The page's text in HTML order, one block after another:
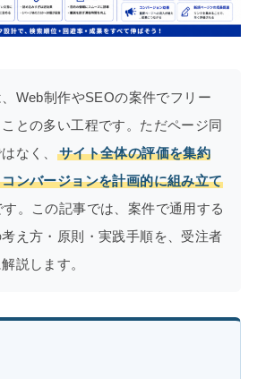
Web制作やSEOの案件でフリー
との多い工程です。ただページ同
なく、
サイト全体の評価を集約
ンバージョンを計画的に組み立て
。この記事では、案件で通用する
え方・原則・実践手順を、受注者
説します。